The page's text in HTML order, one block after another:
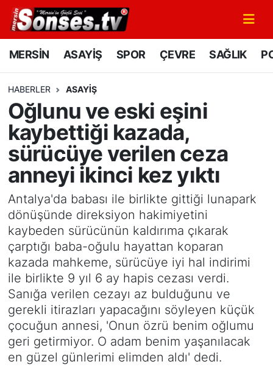
MERSİN ASAYİŞ SPOR ÇEVRE SAĞLIK
HABERLER ASAYİŞ
Oğlunu ve eski eşini
kaybettiği kazada,
sürücüye verilen ceza
anneyi ikinci kez yıktı
Antalya'da babası ile birlikte gittiği lunapark
dönüşünde direksiyon hakimiyetini
kaybeden sürücünün kaldırıma çıkarak
çarptığı baba-oğulu hayattan koparan
kazada mahkeme, sürücüye iyi hal indirimi
ile birlikte 9 yıl 6 ay hapis cezası verdi.
Sanığa verilen cezayı az bulduğunu ve
gerekli itirazları yapacağını söyleyen küçük
çocuğun annesi, 'Onun özrü benim oğlumu
geri getirmiyor. O adam benim yaşanılacak
en güzel günlerimi elimden aldı' dedi.
MERSİN
SPOR
GÜNÜN MANŞETİ
DÜNYA
KÜLTÜR - SANAT
MAGAZİN
SAĞLIK
Siyaset
YEREL HABER
Haberde insan
Mersin Nöbetçi Eczaneler
Mersin Namaz Vakitleri
Mersin Trafik Yoğunluk Haritası
Süper Lig Puan Durumu ve Fikstür
Tüm Manşetler
Son Dakika Haberleri
Haber Arşivi